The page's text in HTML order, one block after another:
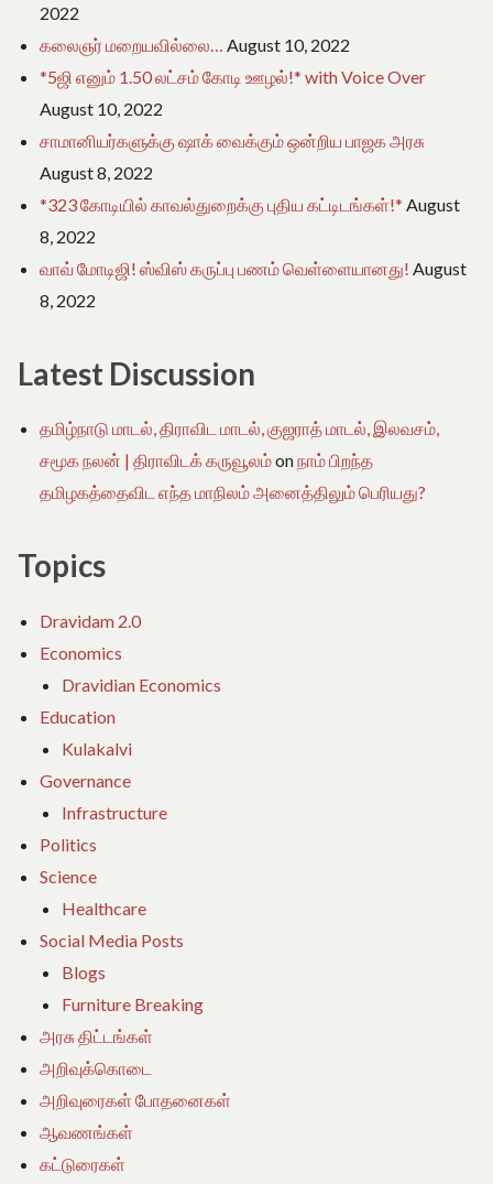
2022
கலைஞர் மறையவில்லை… August 10, 2022
*5ஜி எனும் 1.50 லட்சம் கோடி ஊழல்!* with Voice Over
August 10, 2022
சாமானியர்களுக்கு ஷாக் வைக்கும் ஒன்றிய பாஜக அரசு
August 8, 2022
*323 கோடியில் காவல்துறைக்கு புதிய கட்டிடங்கள்!* August
8, 2022
வாவ் மோடிஜி! ஸ்விஸ் கருப்பு பணம் வெள்ளையானது! August
8, 2022
Latest Discussion
தமிழ்நாடு மாடல், திராவிட மாடல், குஜராத் மாடல், இலவசம்,
சமூக நலன் | திராவிடக் கருவூலம்onநாம் பிறந்த
தமிழகத்தைவிட எந்த மாநிலம் அனைத்திலும் பெரியது?
Topics
Dravidam 2.0
Economics
Dravidian Economics
Education
Kulakalvi
Governance
Infrastructure
Politics
Science
Healthcare
Social Media Posts
Blogs
Furniture Breaking
அரசு திட்டங்கள்
அறிவுக்கொடை
அறிவுரைகள் போதனைகள்
ஆவணங்கள்
கட்டுரைகள்